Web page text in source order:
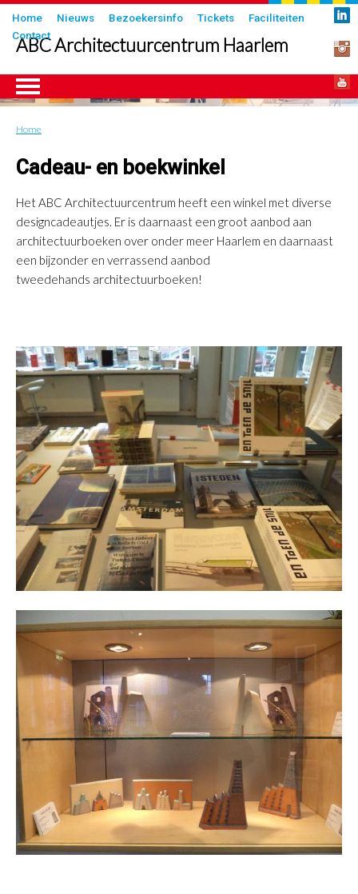
Overslaan
en
naar
inhoud
gaan
Submenu
Home Nieuws Bezoekersinfo Tickets
Faciliteiten
Contact
ABC Architectuurcentrum Haarlem
Kruimelpad
Home
Cadeau- en boekwinkel
Het ABC Architectuurcentrum heeft een winkel met diverse
designcadeautjes. Er is daarnaast een groot aanbod aan
architectuurboeken over onder meer Haarlem en daarnaast
een bijzonder en verrassend aanbod
tweedehands architectuurboeken!